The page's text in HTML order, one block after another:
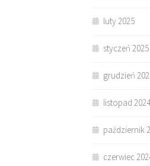
luty 2025
styczeń 2025
grudzień
listopad 2024
październik
czerwiec